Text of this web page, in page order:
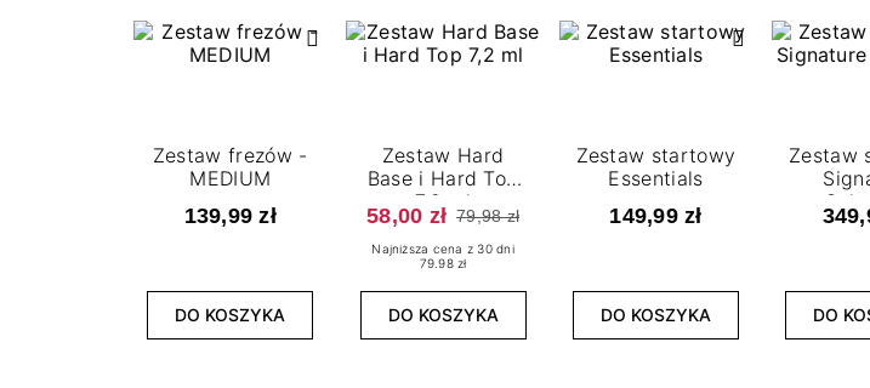
Zestaw frezów -
MEDIUM
139,99 zł
DO KOSZYKA
Zestaw Hard
Base i Hard Top
7,2 ml
58,00 zł 79,98 zł
Najniższa cena z 30 dni
79.98 zł
DO KOSZYKA
Zestaw startowy
Essentials
149,99 zł
DO KOSZYKA
Zestaw
DO